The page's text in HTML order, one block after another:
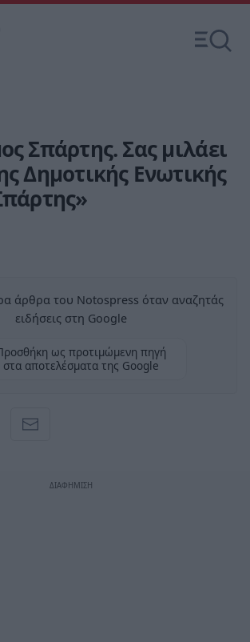
Σπάρτης. Σας μιλάει
Δημοτικής Ενωτικής
άρθρα του Notospress όταν αναζητάς
ειδήσεις στη Google
ως προτιμώμενη πηγή
στα αποτελέσματα της Google